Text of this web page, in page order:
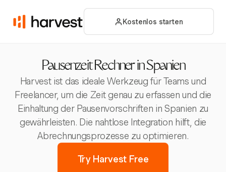
Kostenlos starten
Pausenzeit Rechner in Spanien
Harvest ist das ideale Werkzeug für Teams und
Freelancer, um die Zeit genau zu erfassen und die
Einhaltung der Pausenvorschriften in Spanien zu
gewährleisten. Die nahtlose Integration hilft, die
Abrechnungsprozesse zu optimieren.
Try Harvest Free